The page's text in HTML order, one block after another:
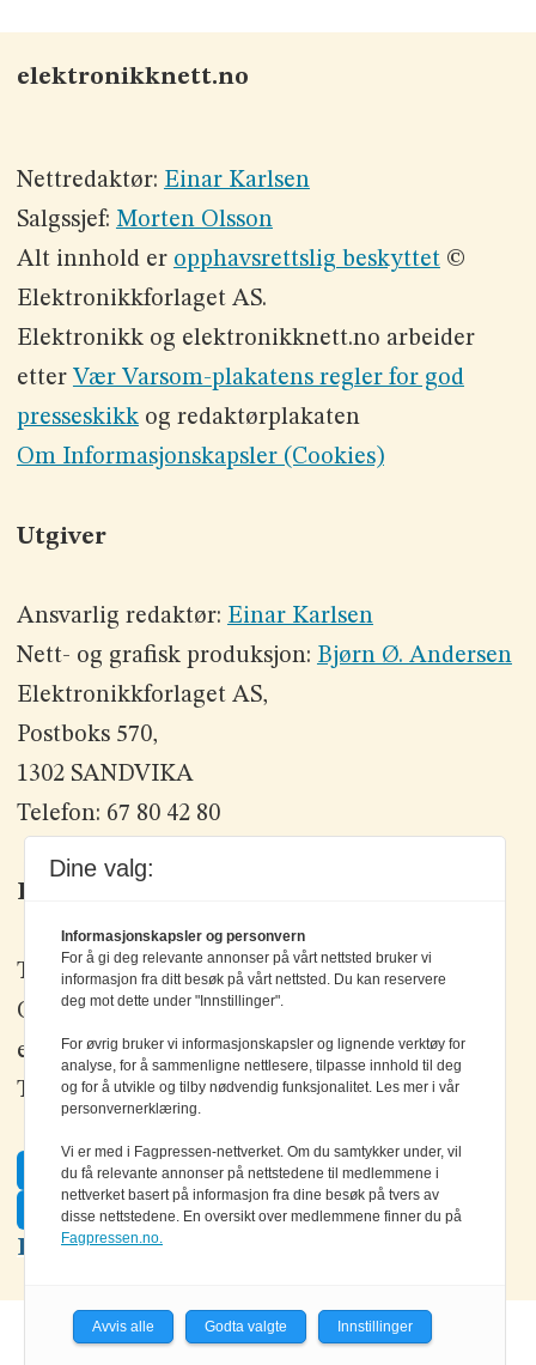
elektronikknett.no
Nettredaktør: Einar Karlsen
Salgssjef: Morten Olsson
Alt innhold er opphavsrettslig beskyttet©
Elektronikkforlaget AS.
Elektronikk og elektronikknett.no arbeider
etter Vær Varsom-plakatens regler for god
presseskikkog redaktørplakaten
Om Informasjonskapsler (Cookies)
Utgiver
Ansvarlig redaktør: Einar Karlsen
Nett- og grafisk produksjon: Bjørn Ø. Andersen
Elektronikkforlaget AS,
Postboks 570,
1302 SANDVIKA
Telefon: 67 80 42 80
Kontakt oss
Tlf: +47 67 80 42 80
Olav Brunborgs vei 6, 1396 Billingstad
epost: elektronikk@elektronikkforlaget.no
Tips oss:tips@elektronikkforlaget.no
Facebook
Twitter
LinkedIn
Dine valg:
Informasjonskapsler og personvern
For å gi deg relevante annonser på vårt nettsted bruker vi
informasjon fra ditt besøk på vårt nettsted. Du kan reservere
deg mot dette under "Innstillinger".
For øvrig bruker vi informasjonskapsler og lignende verktøy for
analyse, for å sammenligne nettlesere, tilpasse innhold til deg
og for å utvikle og tilby nødvendig funksjonalitet. Les mer i vår
personvernerklæring.
Vi er med i Fagpressen-nettverket. Om du samtykker under, vil
du få relevante annonser på nettstedene til medlemmene i
nettverket basert på informasjon fra dine besøk på tvers av
disse nettstedene. En oversikt over medlemmene finner du på
Fagpressen.no.
Avvis alle Godta valgte Innstillinger